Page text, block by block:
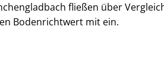
fließen über
Bodenrichtwert mit ein.